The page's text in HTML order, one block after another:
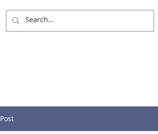
Post